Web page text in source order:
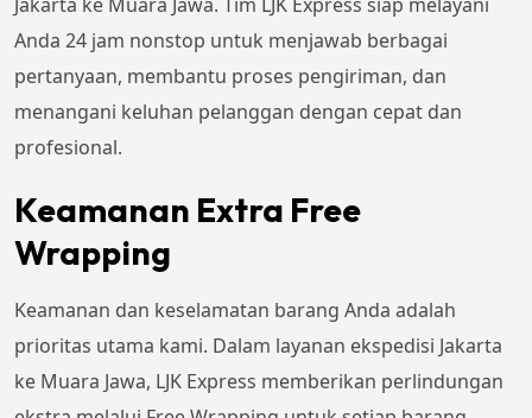
Anda 24 jam nonstop untuk menjawab berbagai
pertanyaan, membantu proses pengiriman, dan
menangani keluhan pelanggan dengan cepat dan
profesional.
Keamanan Extra Free
Wrapping
Keamanan dan keselamatan barang Anda adalah
prioritas utama kami. Dalam layanan ekspedisi Jakarta
ke Muara Jawa, LJK Express memberikan perlindungan